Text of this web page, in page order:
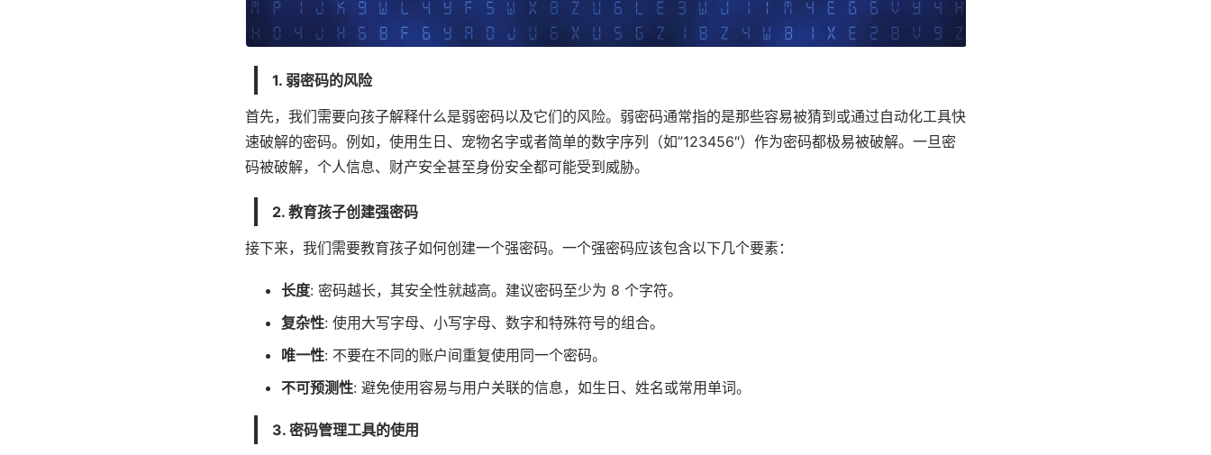
1. 弱密码的风险
首先，我们需要向孩子解释什么是弱密码以及它们的风险。弱密码通常指的是那些容易被猜到或通过自动化工具快
速破解的密码。例如，使用生日、宠物名字或者简单的数字序列（如”123456″）作为密码都极易被破解。一旦密
码被破解，个人信息、财产安全甚至身份安全都可能受到威胁。
2. 教育孩子创建强密码
接下来，我们需要教育孩子如何创建一个强密码。一个强密码应该包含以下几个要素：
长度: 密码越长，其安全性就越高。建议密码至少为 8 个字符。
复杂性: 使用大写字母、小写字母、数字和特殊符号的组合。
唯一性: 不要在不同的账户间重复使用同一个密码。
不可预测性: 避免使用容易与用户关联的信息，如生日、姓名或常用单词。
3. 密码管理工具的使用